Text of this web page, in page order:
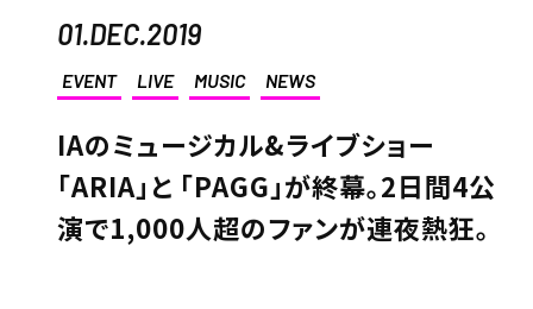
01.DEC.2019
EVENT LIVE MUSIC NEWS
IAのミュージカル&ライブショー
「ARIA」と 「PAGG」が終幕。2日間4公
演で1,000人超のファンが連夜熱狂。